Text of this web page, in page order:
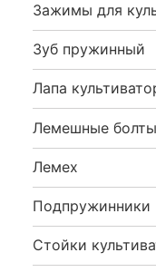
Зажимы для
Зуб пружинный
Лапа
Лемешные болты
Лемех
Подпружинники
Стойки